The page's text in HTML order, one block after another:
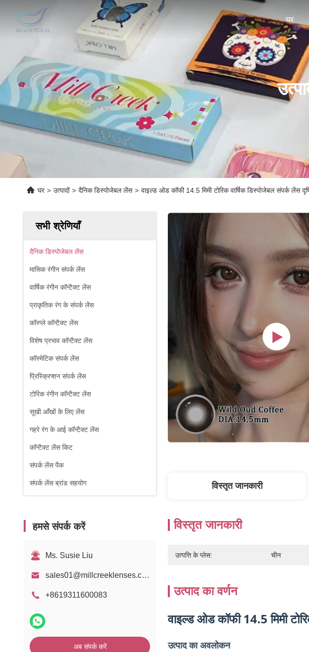
घर
घर > उत्पादों > दैनिक डिस्पोजेबल लेंस > वाइल्ड ओड कॉफी 14.5 मिमी टोरिक वार्षिक डिस्पोजेबल संपर्क लेंस
सभी श्रेणियाँ
दैनिक डिस्पोजेबल लेंस
मासिक रंगीन संपर्क लेंस
वार्षिक रंगीन कॉन्टैक्ट लेंस
प्राकृतिक रंग के संपर्क लेंस
कॉस्प्ले कॉन्टैक्ट लेंस
विशेष प्रभाव कॉन्टैक्ट लेंस
कॉस्मेटिक संपर्क लेंस
प्रिस्क्रिप्शन संपर्क लेंस
टोरिक रंगीन कॉन्टैक्ट लेंस
सूखी आँखों के लिए लेंस
गहरे रंग के आई कॉन्टैक्ट लेंस
कॉन्टैक्ट लेंस किट
संपर्क लेंस पैक
संपर्क लेंस ब्रांड सहयोग
हमसे संपर्क करें
Ms. Susie Liu
sales01@millcreeklenses.com
+8619311600083
अब संपर्क करें
विस्तृत जानकारी
विस्तृत जानकारी
उत्पत्ति के प्लेस: चीन
उत्पाद का वर्णन
वाइल्ड ओड कॉफी 14.5 मिमी
उत्पाद का अवलोकन